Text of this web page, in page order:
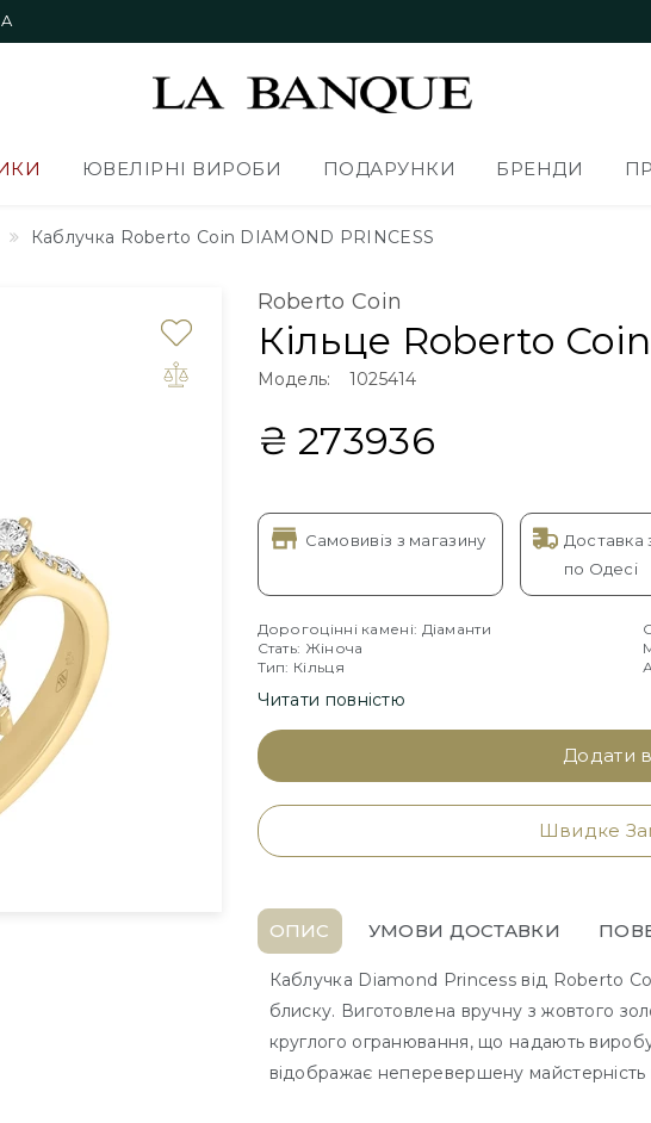
ЮВЕЛІРНІ ВИРОБИ ПОДАРУНКИ БРЕНДИ
Каблучка Roberto Coin DIAMOND PRINCESS
Roberto Coin
Кільце Roberto Coin
Модель: 1025414
₴ 273936
Самовивіз з магазину
Доставка
по Одесі
Дорогоцінні камені: Діаманти
Стать: Жіноча
Тип: Кільця
Читати повністю
Додати
Швидке
ОПИС УМОВИ ДОСТАВКИ
Каблучка Diamond Princess від Roberto
блиску. Виготовлена вручну з жовтого
круглого огранювання, що надають
відображає неперевершену майстерність